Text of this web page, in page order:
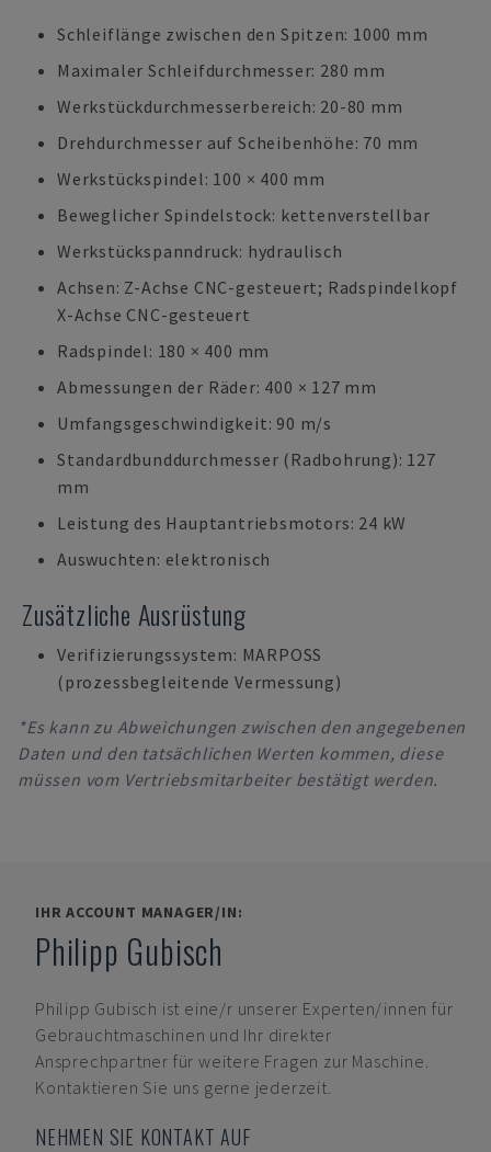
Schleiflänge zwischen den Spitzen: 1000 mm
Maximaler Schleifdurchmesser: 280 mm
Werkstückdurchmesserbereich: 20-80 mm
Drehdurchmesser auf Scheibenhöhe: 70 mm
Werkstückspindel: 100 × 400 mm
Beweglicher Spindelstock: kettenverstellbar
Werkstückspanndruck: hydraulisch
Achsen: Z-Achse CNC-gesteuert; Radspindelkopf
X-Achse CNC-gesteuert
Radspindel: 180 × 400 mm
Abmessungen der Räder: 400 × 127 mm
Umfangsgeschwindigkeit: 90 m/s
Standardbunddurchmesser (Radbohrung): 127
mm
Leistung des Hauptantriebsmotors: 24 kW
Auswuchten: elektronisch
Zusätzliche Ausrüstung
Verifizierungssystem: MARPOSS
(prozessbegleitende Vermessung)
*Es kann zu Abweichungen zwischen den angegebenen
Daten und den tatsächlichen Werten kommen, diese
müssen vom Vertriebsmitarbeiter bestätigt werden.
IHR ACCOUNT MANAGER/IN:
Philipp Gubisch
Philipp Gubisch ist eine/r unserer Experten/innen für
Gebrauchtmaschinen und Ihr direkter
Ansprechpartner für weitere Fragen zur Maschine.
Kontaktieren Sie uns gerne jederzeit.
NEHMEN SIE KONTAKT AUF